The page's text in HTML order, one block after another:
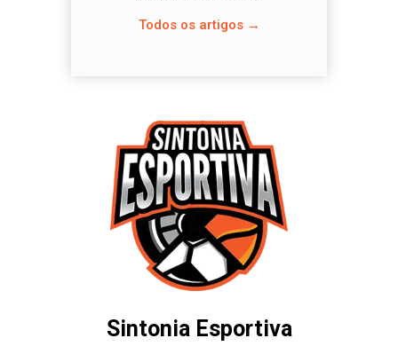
Todos os artigos →
Sintonia Esportiva